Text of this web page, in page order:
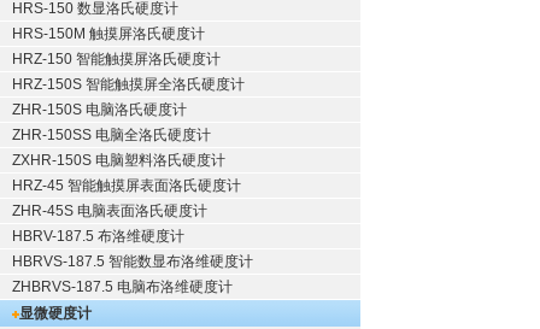
HRS-150 数显洛氏硬度计
HRS-150M 触摸屏洛氏硬度计
HRZ-150 智能触摸屏洛氏硬度计
HRZ-150S 智能触摸屏全洛氏硬度计
ZHR-150S 电脑洛氏硬度计
ZHR-150SS 电脑全洛氏硬度计
ZXHR-150S 电脑塑料洛氏硬度计
HRZ-45 智能触摸屏表面洛氏硬度计
ZHR-45S 电脑表面洛氏硬度计
HBRV-187.5 布洛维硬度计
HBRVS-187.5 智能数显布洛维硬度计
ZHBRVS-187.5 电脑布洛维硬度计
显微硬度计